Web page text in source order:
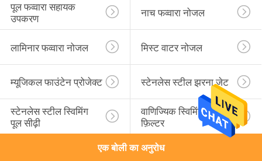
पूल फव्वारा सहायक
उपकरण
नाच फव्वारा नोजल
लामिनार फव्वारा नोजल मिस्ट वाटर नोजल
म्यूजिकल फाउंटेन प्रोजेक्ट स्टेनलेस स्टील झरना जेट
स्टेनलेस स्टील स्विमिंग
पूल सीढ़ी
वाणिज्यिक स्विमिंग पूल रेत
फ़िल्टर
एक बोली का अनुरोध